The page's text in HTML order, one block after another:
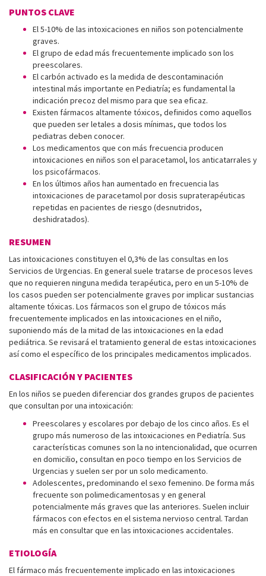
PUNTOS CLAVE
El 5-10% de las intoxicaciones en niños son potencialmente
graves.
El grupo de edad más frecuentemente implicado son los
preescolares.
El carbón activado es la medida de descontaminación
intestinal más importante en Pediatría; es fundamental la
indicación precoz del mismo para que sea eficaz.
Existen fármacos altamente tóxicos, definidos como aquellos
que pueden ser letales a dosis mínimas, que todos los
pediatras deben conocer.
Los medicamentos que con más frecuencia producen
intoxicaciones en niños son el paracetamol, los anticatarrales y
los psicofármacos.
En los últimos años han aumentado en frecuencia las
intoxicaciones de paracetamol por dosis supraterapéuticas
repetidas en pacientes de riesgo (desnutridos,
deshidratados).
RESUMEN
Las intoxicaciones constituyen el 0,3% de las consultas en los
Servicios de Urgencias. En general suele tratarse de procesos leves
que no requieren ninguna medida terapéutica, pero en un 5-10% de
los casos pueden ser potencialmente graves por implicar sustancias
altamente tóxicas. Los fármacos son el grupo de tóxicos más
frecuentemente implicados en las intoxicaciones en el niño,
suponiendo más de la mitad de las intoxicaciones en la edad
pediátrica. Se revisará el tratamiento general de estas intoxicaciones
así como el específico de los principales medicamentos implicados.
CLASIFICACIÓN Y PACIENTES
En los niños se pueden diferenciar dos grandes grupos de pacientes
que consultan por una intoxicación:
Preescolares y escolares por debajo de los cinco años. Es el
grupo más numeroso de las intoxicaciones en Pediatría. Sus
características comunes son la no intencionalidad, que ocurren
en domicilio, consultan en poco tiempo en los Servicios de
Urgencias y suelen ser por un solo medicamento.
Adolescentes, predominando el sexo femenino. De forma más
frecuente son polimedicamentosas y en general
potencialmente más graves que las anteriores. Suelen incluir
fármacos con efectos en el sistema nervioso central. Tardan
más en consultar que en las intoxicaciones accidentales.
ETIOLOGÍA
El fármaco más frecuentemente implicado en las intoxicaciones